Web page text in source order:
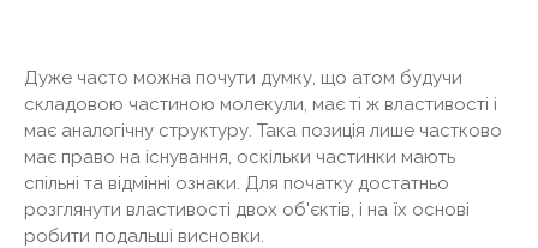
Дуже часто можна почути думку, що атом будучи
складовою частиною молекули, має ті ж властивості і
має аналогічну структуру. Така позиція лише частково
має право на існування, оскільки частинки мають
спільні та відмінні ознаки. Для початку достатньо
розглянути властивості двох об'єктів, і на їх основі
робити подальші висновки.